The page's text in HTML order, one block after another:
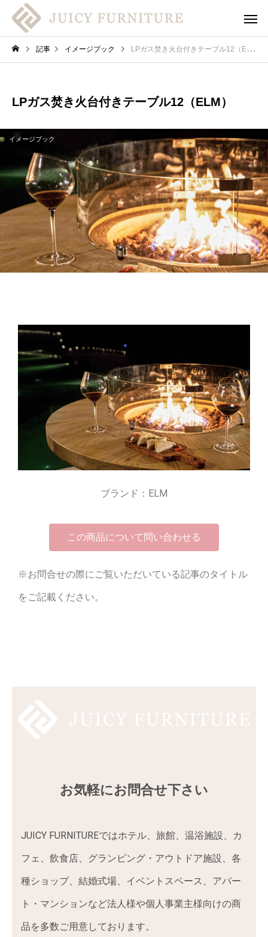
記事 イメージブック LPガス焚き火台付きテーブル12（ELM）
LPガス焚き火台付きテーブル12（ELM）
イメージブック
ブランド：ELM
この商品について問い合わせる
※お問合せの際にご覧いただいている記事のタイトル
をご記載ください。
お気軽にお問合せ下さい
JUICY FURNITUREではホテル、旅館、温浴施設、カ
フェ、飲食店、グランピング・アウトドア施設、各
種ショップ、結婚式場、イベントスペース、アパー
ト・マンションなど法人様や個人事業主様向けの商
品を多数ご用意しております。